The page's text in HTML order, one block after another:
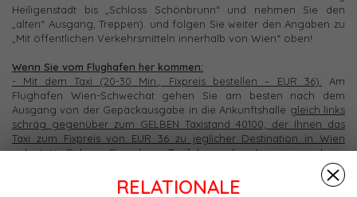
RELATIONALE
Heiligenstadt bis „Schloss Schönbrunn“ und nehmen Sie den
„alten“ Ausgang, Treppen). und folgen Sie weiter den Angaben zu
„Mit öffentlichen Verkehrsmitteln innerhalb von Wien“ oben!
Wenn Sie vom Flughafen her kommen:
- Mit dem Taxi (20-30 Min., Fixpreis bestellen – EUR 36): Am
Flughafen Wien-Schwechat gehen Sie am besten nach dem
Ausgang von der Gepäckausgabe in die Ankunftshalle gleich links
schräg gegenüber zum GELBEN Taxistand 40100, der Ihnen das
Taxi zum Fixpreis von EUR 36 zu jeglicher Destination in Wien
anbietet. Geben Sie dem Taxifahrer die Anweisung, beim
Meidlinger Tor in den Schlosspark ein- und direkt vor unsere
Institutstüre zu fahren (VOR EINBRUCH DER DUNKELHEIT) bzw.